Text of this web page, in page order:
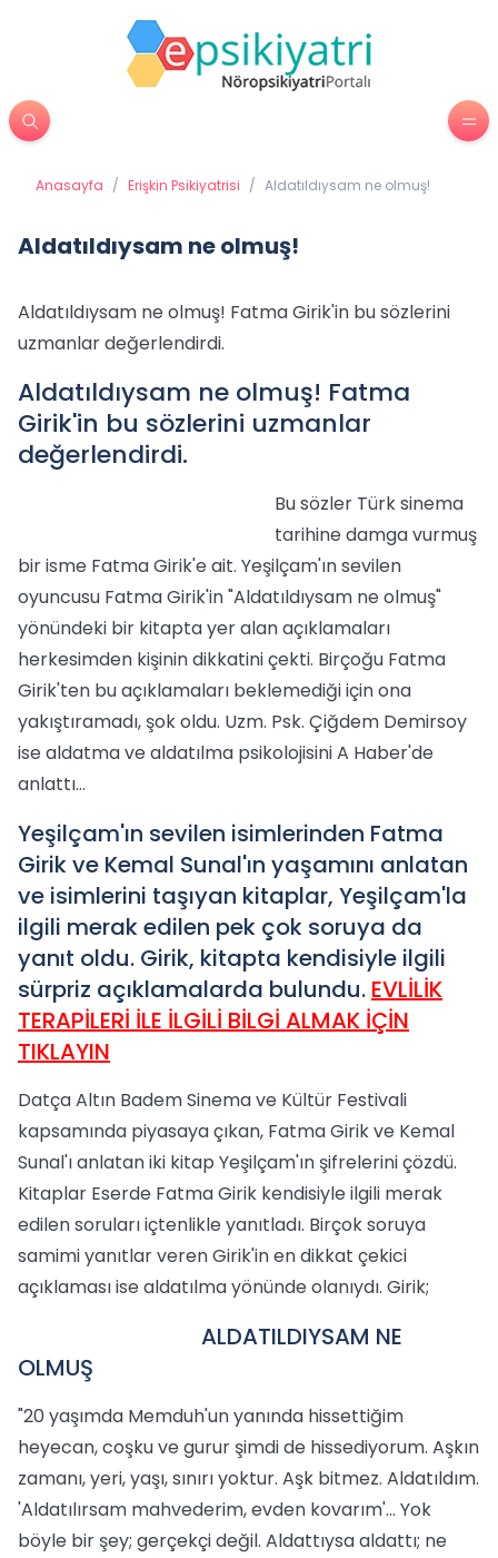
Anasayfa / Erişkin Psikiyatrisi / Aldatıldıysam ne olmuş!
Aldatıldıysam ne olmuş!
Aldatıldıysam ne olmuş! Fatma Girik'in bu sözlerini
uzmanlar değerlendirdi.
Aldatıldıysam ne olmuş! Fatma
Girik'in bu sözlerini uzmanlar
değerlendirdi.
Bu sözler Türk sinema
tarihine damga vurmuş
bir isme Fatma Girik'e ait. Yeşilçam'ın sevilen
oyuncusu Fatma Girik'in "Aldatıldıysam ne olmuş"
yönündeki bir kitapta yer alan açıklamaları
herkesimden kişinin dikkatini çekti. Birçoğu Fatma
Girik'ten bu açıklamaları beklemediği için ona
yakıştıramadı, şok oldu. Uzm. Psk. Çiğdem Demirsoy
ise aldatma ve aldatılma psikolojisini A Haber'de
anlattı…
Yeşilçam'ın sevilen isimlerinden Fatma
Girik ve Kemal Sunal'ın yaşamını anlatan
ve isimlerini taşıyan kitaplar, Yeşilçam'la
ilgili merak edilen pek çok soruya da
yanıt oldu. Girik, kitapta kendisiyle ilgili
sürpriz açıklamalarda bulundu. EVLİLİK
TERAPİLERİ İLE İLGİLİ BİLGİ ALMAK İÇİN
TIKLAYIN
Datça Altın Badem Sinema ve Kültür Festivali
kapsamında piyasaya çıkan, Fatma Girik ve Kemal
Sunal'ı anlatan iki kitap Yeşilçam'ın şifrelerini çözdü.
Kitaplar Eserde Fatma Girik kendisiyle ilgili merak
edilen soruları içtenlikle yanıtladı. Birçok soruya
samimi yanıtlar veren Girik'in en dikkat çekici
açıklaması ise aldatılma yönünde olanıydı. Girik;
ALDATILDIYSAM NE
OLMUŞ
"20 yaşımda Memduh'un yanında hissettiğim
heyecan, coşku ve gurur şimdi de hissediyorum. Aşkın
zamanı, yeri, yaşı, sınırı yoktur. Aşk bitmez. Aldatıldım.
'Aldatılırsam mahvederim, evden kovarım'... Yok
böyle bir şey; gerçekçi değil. Aldattıysa aldattı; ne